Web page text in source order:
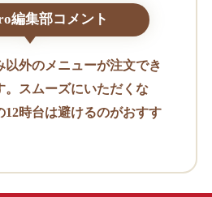
編集部コメント
以外のメニューが注文でき
。スムーズにいただくな
12時台は避けるのがおすす